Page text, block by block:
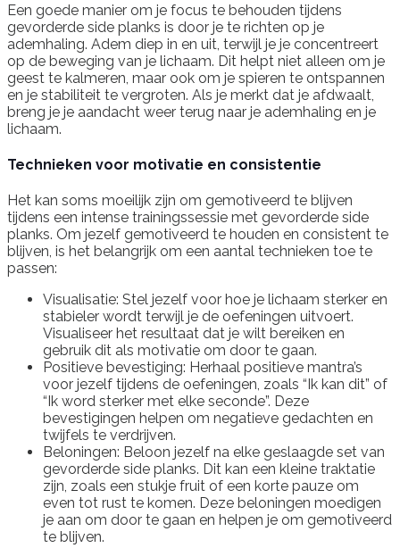
Een goede manier om je focus te behouden tijdens
gevorderde side planks is door je te richten op je
ademhaling. Adem diep in en uit, terwijl je je concentreert
op de beweging van je lichaam. Dit helpt niet alleen om je
geest te kalmeren, maar ook om je spieren te ontspannen
en je stabiliteit te vergroten. Als je merkt dat je afdwaalt,
breng je je aandacht weer terug naar je ademhaling en je
lichaam.
Technieken voor motivatie en consistentie
Het kan soms moeilijk zijn om gemotiveerd te blijven
tijdens een intense trainingssessie met gevorderde side
planks. Om jezelf gemotiveerd te houden en consistent te
blijven, is het belangrijk om een aantal technieken toe te
passen:
Visualisatie: Stel jezelf voor hoe je lichaam sterker en
stabieler wordt terwijl je de oefeningen uitvoert.
Visualiseer het resultaat dat je wilt bereiken en
gebruik dit als motivatie om door te gaan.
Positieve bevestiging: Herhaal positieve mantra’s
voor jezelf tijdens de oefeningen, zoals “Ik kan dit” of
“Ik word sterker met elke seconde”. Deze
bevestigingen helpen om negatieve gedachten en
twijfels te verdrijven.
Beloningen: Beloon jezelf na elke geslaagde set van
gevorderde side planks. Dit kan een kleine traktatie
zijn, zoals een stukje fruit of een korte pauze om
even tot rust te komen. Deze beloningen moedigen
je aan om door te gaan en helpen je om gemotiveerd
te blijven.